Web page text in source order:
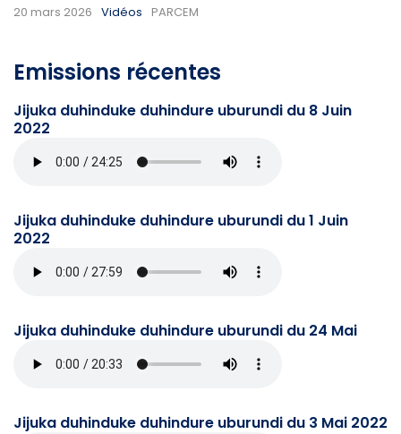
20 mars 2026 Vidéos PARCEM
Emissions récentes
Jijuka duhinduke duhindure uburundi du 8 Juin
2022
Jijuka duhinduke duhindure uburundi du 1 Juin
2022
Jijuka duhinduke duhindure uburundi du 24 Mai
Jijuka duhinduke duhindure uburundi du 3 Mai 2022